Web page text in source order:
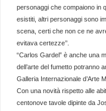
personaggi che compaiono in
esistiti, altri personaggi sono
scena, certi che non ce ne
evitava certezze’’.
“Carlos Gardel” è anche una
dell’arte del fumetto potranno
Galleria Internazionale d’Arte
Con una novità rispetto alle
centonove tavole dipinte da